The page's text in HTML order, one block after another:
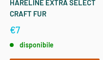
HARELINE EXTRA SELECT
CRAFT FUR
€7
disponibile